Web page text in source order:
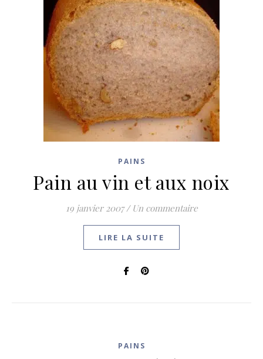
PAINS
Pain au vin et aux noix
19 janvier 2007 / Un commentaire
LIRE LA SUITE
PAINS